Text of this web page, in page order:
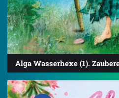
Alga Wasserhexe (1).